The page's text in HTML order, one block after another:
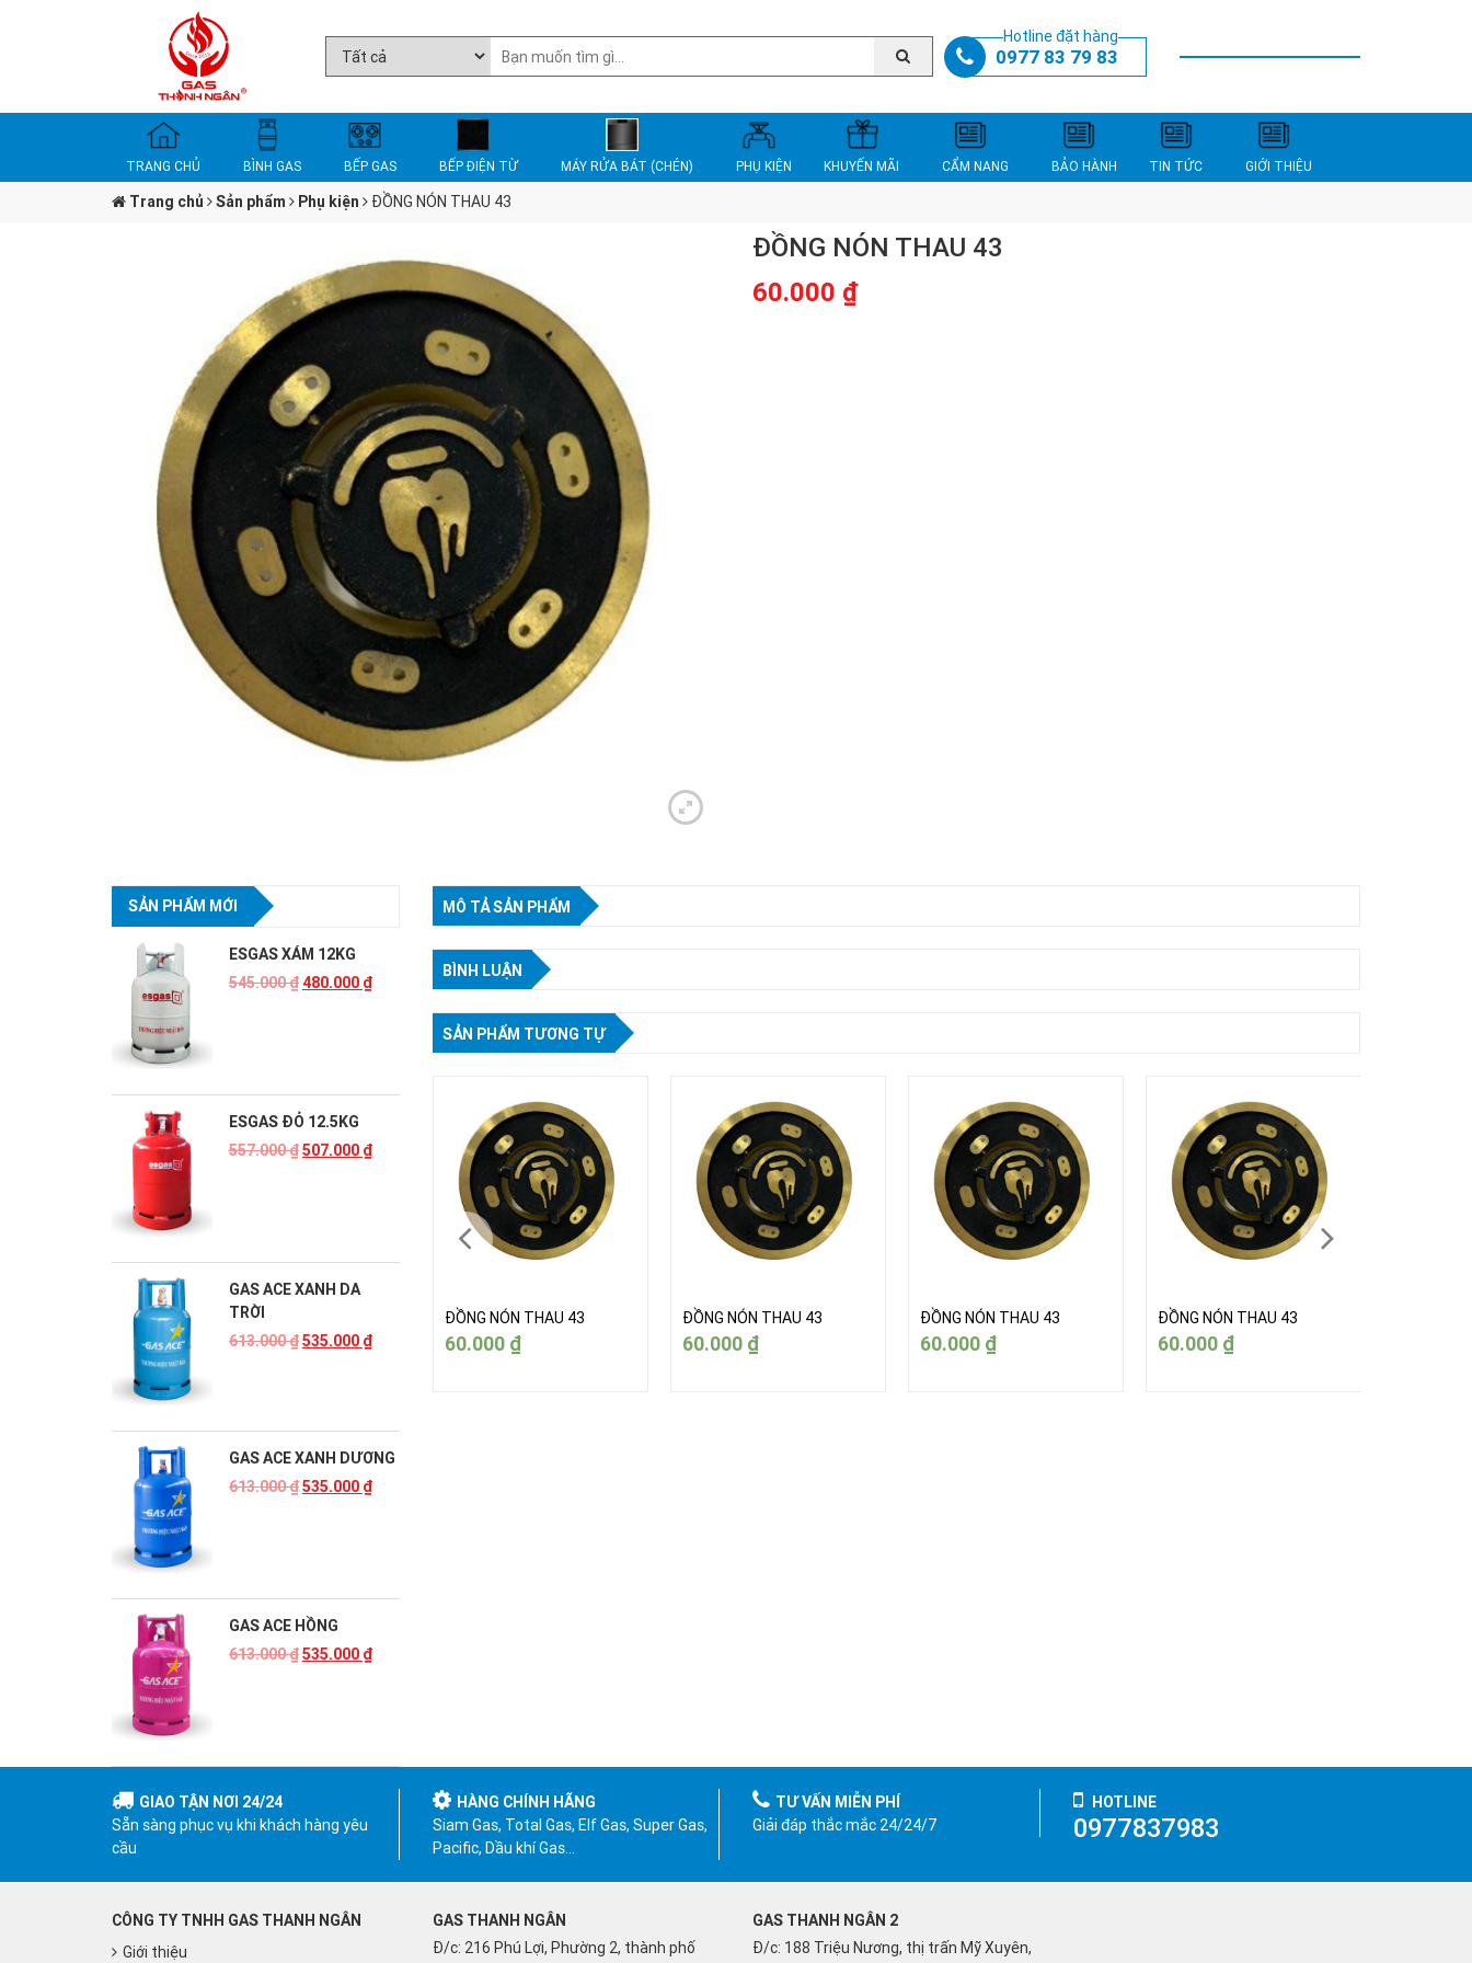
Hotline đặt hàng
0977 83 79 83
TRANG CHỦ BÌNH GAS BẾP GAS BẾP ĐIỆN TỪ MÁY RỬA BÁT (CHÉN) PHỤ KIỆN KHUYẾN MÃI CẨM NANG BẢO HÀNH TIN TỨC GIỚI THIỆU
Trang chủ Sản phẩm Phụ kiện ĐỒNG NÓN THAU 43
ĐỒNG NÓN THAU 43
60.000 ₫
MÔ TẢ SẢN PHẨM
BÌNH LUẬN
SẢN PHẨM TƯƠNG TỰ
ĐỒNG NÓN THAU 43
60.000₫
ĐỒNG NÓN THAU 43
60.000 ₫
ĐỒNG NÓN THAU 43
60.000 ₫
ĐỒNG NÓN THAU 43
60.000 ₫
ĐỒNG NÓN THAU 43
60.000 ₫
SẢN PHẨM MỚI
ESGAS XÁM 12KG
545.000₫480.000 ₫
ESGAS ĐỎ 12.5KG
557.000₫507.000 ₫
GAS ACE XANH DA
TRỜI
613.000₫535.000 ₫
GAS ACE XANH DƯƠNG
613.000₫535.000 ₫
GAS ACE HỒNG
613.000₫535.000 ₫
GIAO TẬN NƠI 24/24
Sẵn sàng phục vụ khi khách hàng yêu
cầu
HÀNG CHÍNH HÃNG
Siam Gas, Total Gas, Elf Gas, Super Gas,
Pacific, Dầu khí Gas…
TƯ VẤN MIỄN PHÍ
Giải đáp thắc mắc 24/24/7
HOTLINE
0977837983
CÔNG TY TNHH GAS THANH NGÂN
Giới thiệu
GAS THANH NGÂN
Đ/c: 216 Phú Lợi, Phường 2, thành phố
GAS THANH NGÂN 2
Đ/c: 188 Triệu Nương, thị trấn Mỹ Xuyên,